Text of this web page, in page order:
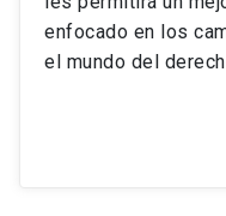
enfocado en los
el mundo del